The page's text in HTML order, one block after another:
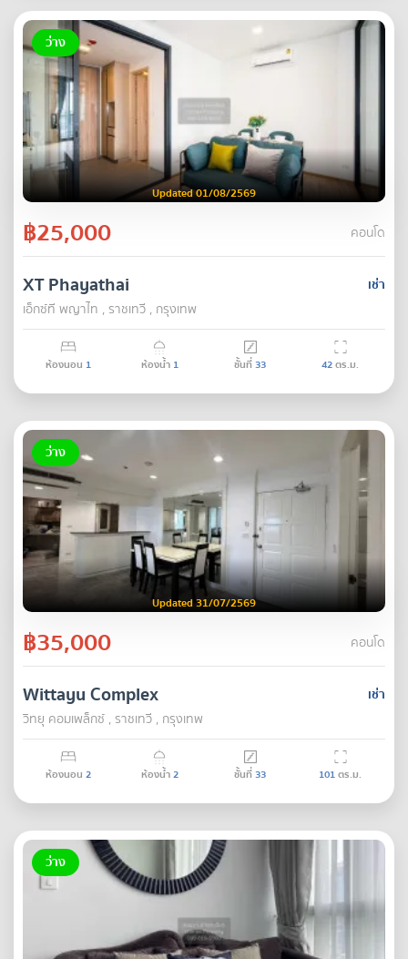
ว่าง
Updated 01/08/2569
฿25,000 คอนโด
เช่า
XT Phayathai
เอ็กซ์ที พญาไท , ราชเทวี , กรุงเทพ
ห้องนอน 1 ห้องน้ำ 1 ชั้นที่33 42ตร.ม.
ว่าง
Updated 31/07/2569
฿35,000 คอนโด
เช่า
Wittayu Complex
วิทยุ คอมเพล็กซ์ , ราชเทวี , กรุงเทพ
ห้องนอน 2 ห้องน้ำ2 ชั้นที่33 101ตร.ม.
ว่าง